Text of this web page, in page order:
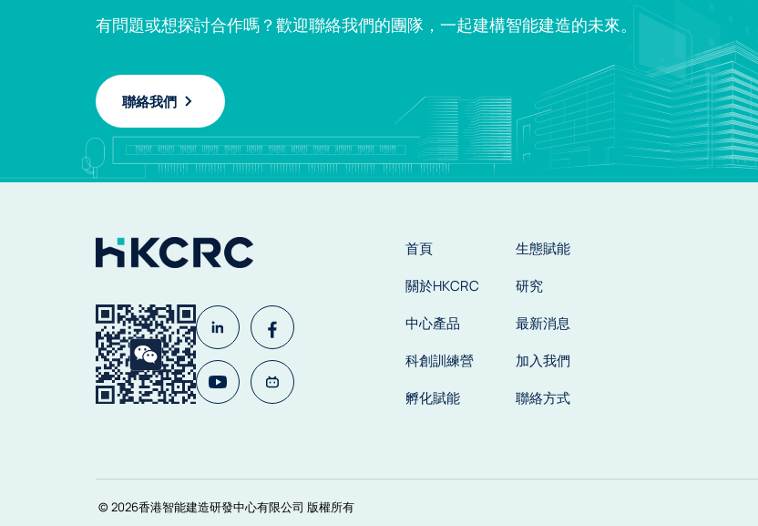
有問題或想探討合作嗎？歡迎聯絡我們的團隊，一起建構智能建造的未來。
聯絡我們
首頁
關於HKCRC
中心產品
科創訓練營
孵化賦能
生態賦能
研究
最新消息
加入我們
聯絡方式
© 2026香港智能建造研發中心有限公司 版權所有